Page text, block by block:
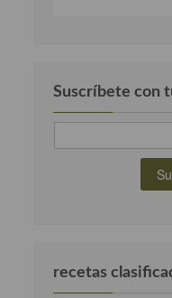
Suscríbete con
recetas